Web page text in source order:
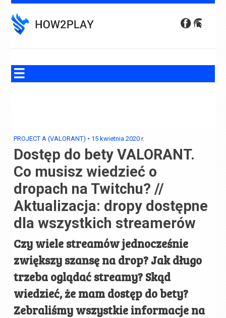
to
content
PROJECT A (VALORANT) • 15 kwietnia 2020 r.
Dostęp do bety VALORANT.
Co musisz wiedzieć o
dropach na Twitchu? //
Aktualizacja: dropy dostępne
dla wszystkich streamerów
Czy wiele streamów jednocześnie
zwiększy szansę na drop? Jak długo
trzeba oglądać streamy? Skąd
wiedzieć, że mam dostęp do bety?
Zebraliśmy wszystkie informacje na